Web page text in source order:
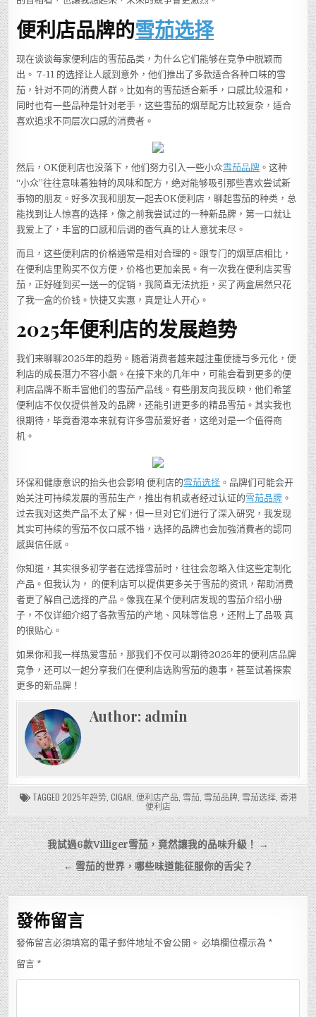
便利店品牌的雪茄选择
现在谈谈每家便利店的雪茄品类，为什么它们能够在竞争中脱颖而
出。 7-11 的选择让人感到意外，他们推出了多款适合各种口味的雪
茄，针对不同的消费人群。比如有的雪茄适合新手，口感比较温和，
同时也有一些品种是针对老手，这些雪茄的烟草配方比较复杂，适合
喜欢追求不同层次口感的消费者。
然后，OK便利店也没落下，他们努力引入一些小众雪茄品牌 。这种
“小众”往往意味着独特的风味和配方，绝对能够吸引那些喜欢尝试新
事物的朋友。好多次我和朋友一起去OK便利店，聊起雪茄的种类，总
能找到让人惊喜的选择，像之前我尝试过的一种新品牌，第一口就让
我爱上了，丰富的口感和后调的香气真的让人意犹未尽。
而且，这些便利店的价格通常是相对合理的。跟专门的烟草店相比，
在便利店里购买不仅方便，价格也更加亲民。有一次我在便利店买雪
茄，正好碰到买一送一的促销，我简直无法抗拒，买了两盒居然只花
了我一盒的价钱。快捷又实惠，真是让人开心。
2025年便利店的发展趋势
我们来聊聊2025年的趋势。随着消费者越来越注重便捷与多元化，便
利店的成長潛力不容小覷。在接下来的几年中，可能会看到更多的便
利店品牌不断丰富他们的雪茄产品线。有些朋友向我反映，他们希望
便利店不仅仅提供普及的品牌，还能引进更多的精品雪茄。其实我也
很期待，毕竟香港本来就有许多雪茄爱好者，这绝对是一个值得商
机。
环保和健康意识的抬头也会影响 便利店的雪茄选择 。品牌们可能会开
始关注可持续发展的雪茄生产，推出有机或者经过认证的雪茄品牌 。
过去我对这类产品不太了解，但一旦对它们进行了深入研究，我发现
其实可持续的雪茄不仅口感不错，选择的品牌也会加強消費者的認同
感與信任感。
你知道，其实很多初学者在选择雪茄时，往往会忽略入住这些定制化
产品。但我认为， 的便利店可以提供更多关于雪茄的资讯，帮助消费
者更了解自己选择的产品。像我在某个便利店发现的雪茄介绍小册
子，不仅详细介绍了各款雪茄的产地、风味等信息，还附上了品吸 真
的很贴心。
如果你和我一样热爱雪茄，那我们不仅可以期待2025年的便利店品牌
竞争，还可以一起分享我们在便利店选购雪茄的趣事，甚至试着探索
更多的新品牌！
Author: admin
TAGGED 2025年趋势, CIGAR 便利店产品 雪茄, 雪茄品牌, 雪茄选择, 香港
便利店
文
章
導
覽
我試過6款Villiger雪茄，竟然讓我的品味升級！ →
← 雪茄的世界，哪些味道能征服你的舌尖？
發佈留言
發佈留言必須填寫的電子郵件地址不會公開。 必填欄位標示為 *
留言 *